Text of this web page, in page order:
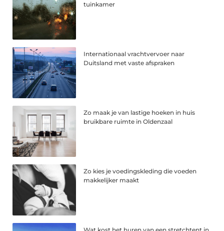
tuinkamer
Internationaal vrachtvervoer naar
Duitsland met vaste afspraken
Zo maak je van lastige hoeken in huis
bruikbare ruimte in Oldenzaal
Zo kies je voedingskleding die voeden
makkelijker maakt